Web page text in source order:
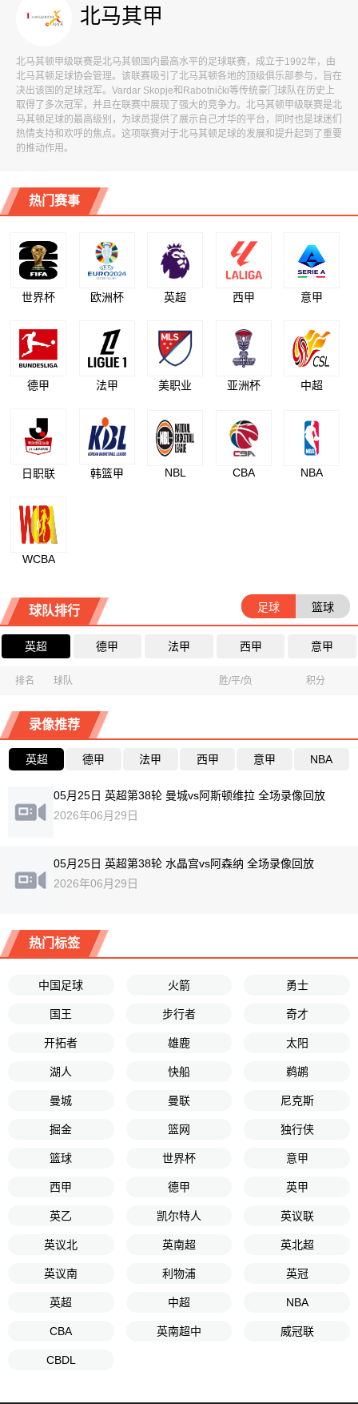
北马其甲
北马其顿甲级联赛是北马其顿国内最高水平的足球联赛，成立于1992年，由
北马其顿足球协会管理。该联赛吸引了北马其顿各地的顶级俱乐部参与，旨在
决出该国的足球冠军。Vardar Skopje和Rabotnički等传统豪门球队在历史上
取得了多次冠军，并且在联赛中展现了强大的竞争力。北马其顿甲级联赛是北
马其顿足球的最高级别，为球员提供了展示自己才华的平台，同时也是球迷们
热情支持和欢呼的焦点。这项联赛对于北马其顿足球的发展和提升起到了重要
的推动作用。
热门赛事
世界杯 欧洲杯 英超 西甲 意甲
德甲 法甲 美职业 亚洲杯 中超
日职联 韩篮甲 NBL CBA NBA
WCBA
球队排行 足球 篮球
英超 德甲 法甲 西甲 意甲
排名 球队 胜/平/负 积分
录像推荐
英超 德甲 法甲 西甲 意甲 NBA
05月25日 英超第38轮 曼城vs阿斯顿维拉 全场录像回放
2026年06月29日
05月25日 英超第38轮 水晶宫vs阿森纳 全场录像回放
2026年06月29日
热门标签
中国足球 火箭 勇士
国王 步行者 奇才
开拓者 雄鹿 太阳
湖人 快船 鹈鹕
曼城 曼联 尼克斯
掘金 篮网 独行侠
篮球 世界杯 意甲
西甲 德甲 英甲
英乙 凯尔特人 英议联
英议北 英南超 英北超
英议南 利物浦 英冠
英超 中超 NBA
CBA 英南超中 威冠联
CBDL